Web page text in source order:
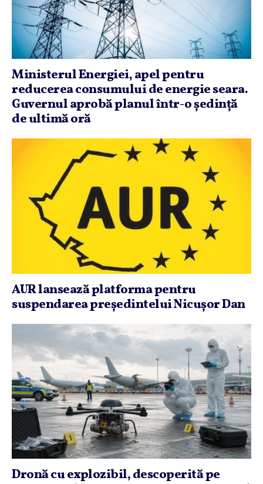
Ministerul Energiei, apel pentru
reducerea consumului de energie seara.
Guvernul aprobă planul într-o şedinţă
de ultimă oră
AUR lansează platforma pentru
suspendarea preşedintelui Nicuşor Dan
Dronă cu explozibil, descoperită pe